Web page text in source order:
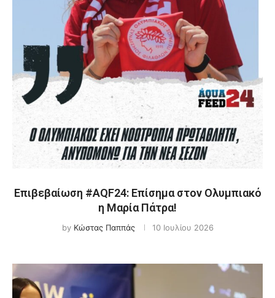
Επιβεβαίωση #AQF24: Επίσημα στον Ολυμπιακό
η Μαρία Πάτρα!
by Κώστας Παππάς 10 Ιουλίου 2026